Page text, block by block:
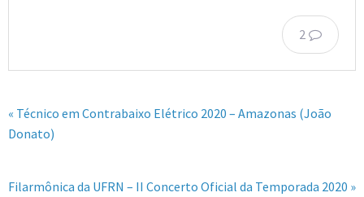
2
« Técnico em Contrabaixo Elétrico 2020 – Amazonas (João
Donato)
Filarmônica da UFRN – II Concerto Oficial da Temporada 2020 »